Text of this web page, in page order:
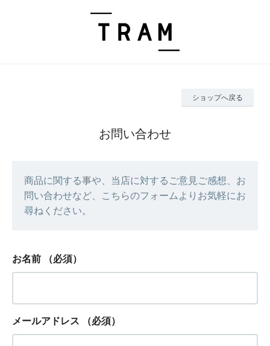
ショップへ戻る
お問い合わせ
商品に関する事や、当店に対するご意見ご感想、お
問い合わせなど、こちらのフォームよりお気軽にお
尋ねください。
お名前 （必須）
メールアドレス （必須）